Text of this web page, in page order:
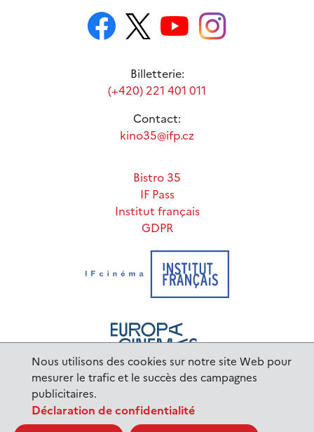
Nous utilisons des cookies sur notre site Web pour
mesurer le trafic et le succès des campagnes
publicitaires.
Déclaration de confidentialité
Billetterie:
(+420) 221 401 011
Contact:
kino35@ifp.cz
Bistro 35
IF Pass
Institut français
GDPR
© 2023 Institut français de Prague |
code:BurnITdesign:Tajpej Design